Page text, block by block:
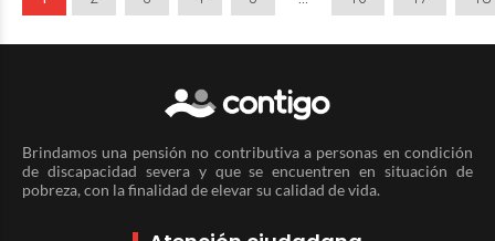
Brindamos una pensión no contributiva a personas en condición
de discapacidad severa y que se encuentren en situación de
pobreza, con la finalidad de elevar su calidad de vida.